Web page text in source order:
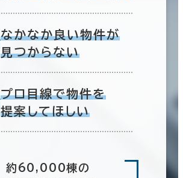
なかなか良い物件が
見つからない
プロ目線で物件を
提案してほしい
約60,000棟の